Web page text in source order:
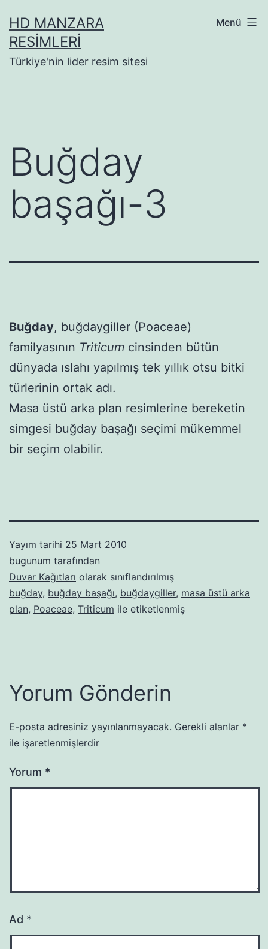
geçHD MANZARA
RESIMLERI
Türkiye'nin lider resim sitesi
Menü
Buğday
başağı-3
Buğday, buğdaygiller (Poaceae)
familyasının Triticum cinsinden bütün
dünyada ıslahı yapılmış tek yıllık otsu bitki
türlerinin ortak adı.
Masa üstü arka plan resimlerine bereketin
simgesi buğday başağı seçimi mükemmel
bir seçim olabilir.
Yayım tarihi 25 Mart 2010
bugunum tarafından
Duvar Kağıtları olarak sınıflandırılmış
buğday, buğday başağı, buğdaygiller, masa üstü arka
plan, Poaceae, Triticum ile etiketlenmiş
Yorum Gönderin
E-posta adresiniz yayınlanmayacak. Gerekli alanlar *
ile işaretlenmişlerdir
Yorum *
Ad *